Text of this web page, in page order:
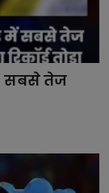
सबसे तेज